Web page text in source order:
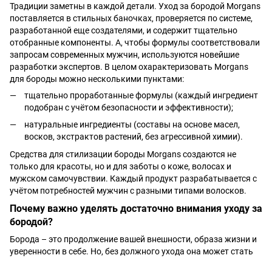
Традиции заметны в каждой детали. Уход за бородой Morgans
поставляется в стильных баночках, проверяется по системе,
разработанной еще создателями, и содержит тщательно
отобранные компоненты. А, чтобы формулы соответствовали
запросам современных мужчин, используются новейшие
разработки экспертов. В целом охарактеризовать Morgans
для бороды можно несколькими пунктами:
тщательно проработанные формулы (каждый ингредиент
подобран с учётом безопасности и эффективности);
натуральные ингредиенты (составы на основе масел,
восков, экстрактов растений, без агрессивной химии).
Средства для стилизации бороды Morgans создаются не
только для красоты, но и для заботы о коже, волосах и
мужском самочувствии. Каждый продукт разрабатывается с
учётом потребностей мужчин с разными типами волосков.
Почему важно уделять достаточно внимания уходу за
бородой?
Борода – это продолжение вашей внешности, образа жизни и
уверенности в себе. Но, без должного ухода она может стать